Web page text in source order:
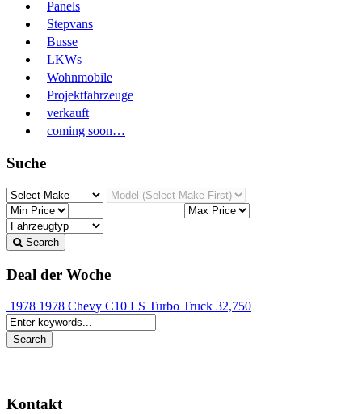
Panels
Stepvans
Busse
LKWs
Wohnmobile
Projektfahrzeuge
verkauft
coming soon…
Suche
Search
Deal der Woche
1978 1978 Chevy C10 LS Turbo Truck 32,750
Kontakt